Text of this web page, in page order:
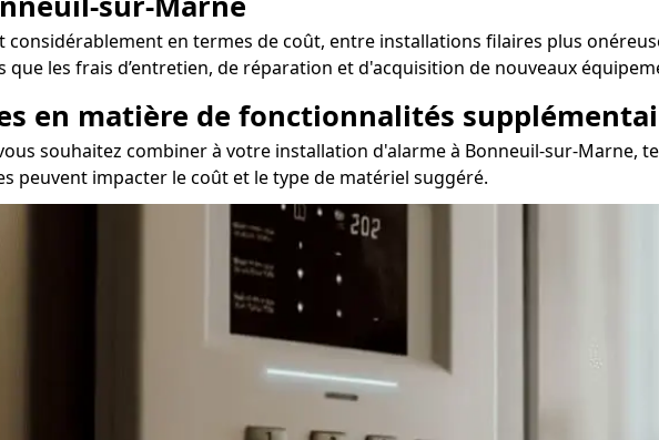
en termes de coût, entre installations filaires plus
les frais d’entretien, de réparation et d'acquisition de nouveaux
en matière de fonctionnalités
souhaitez combiner à votre installation d'alarme à Bonneuil-sur-Marne,
peuvent impacter le coût et le type de matériel suggéré.